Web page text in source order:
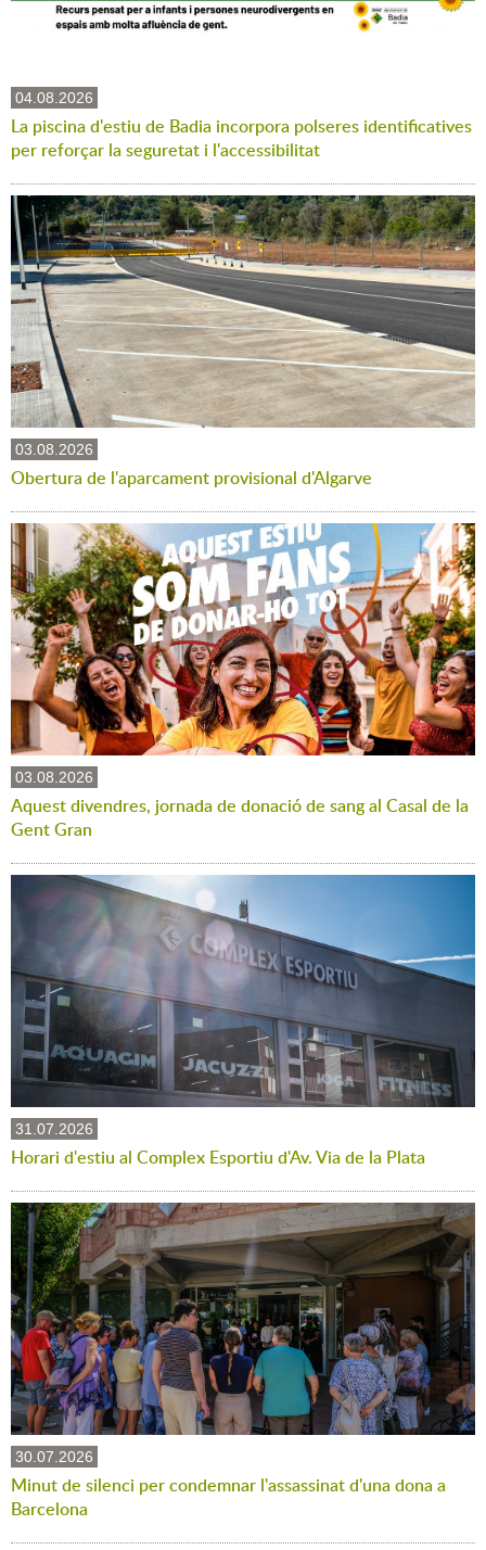
04.08.2026
La piscina d'estiu de Badia incorpora polseres identificatives
per reforçar la seguretat i l'accessibilitat
03.08.2026
Obertura de l'aparcament provisional d'Algarve
03.08.2026
Aquest divendres, jornada de donació de sang al Casal de la
Gent Gran
31.07.2026
Horari d'estiu al Complex Esportiu d'Av. Via de la Plata
30.07.2026
Minut de silenci per condemnar l'assassinat d'una dona a
Barcelona